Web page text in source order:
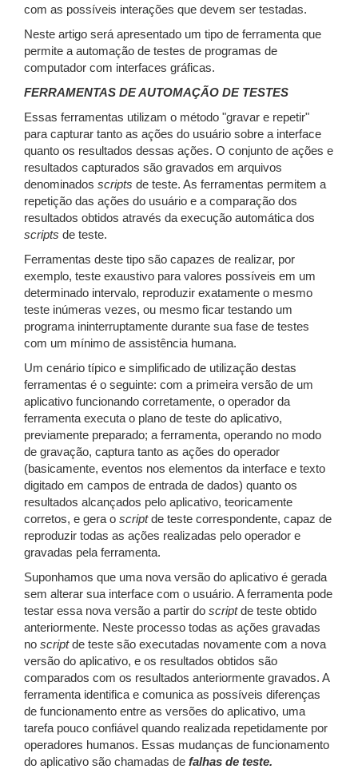
com as possíveis interações que devem ser testadas.
Neste artigo será apresentado um tipo de ferramenta que
permite a automação de testes de programas de
computador com interfaces gráficas.
FERRAMENTAS DE AUTOMAÇÃO DE TESTES
Essas ferramentas utilizam o método "gravar e repetir"
para capturar tanto as ações do usuário sobre a interface
quanto os resultados dessas ações. O conjunto de ações e
resultados capturados são gravados em arquivos
denominados scripts de teste. As ferramentas permitem a
repetição das ações do usuário e a comparação dos
resultados obtidos através da execução automática dos
scripts de teste.
Ferramentas deste tipo são capazes de realizar, por
exemplo, teste exaustivo para valores possíveis em um
determinado intervalo, reproduzir exatamente o mesmo
teste inúmeras vezes, ou mesmo ficar testando um
programa ininterruptamente durante sua fase de testes
com um mínimo de assistência humana.
Um cenário típico e simplificado de utilização destas
ferramentas é o seguinte: com a primeira versão de um
aplicativo funcionando corretamente, o operador da
ferramenta executa o plano de teste do aplicativo,
previamente preparado; a ferramenta, operando no modo
de gravação, captura tanto as ações do operador
(basicamente, eventos nos elementos da interface e texto
digitado em campos de entrada de dados) quanto os
resultados alcançados pelo aplicativo, teoricamente
corretos, e gera o scriptde teste correspondente, capaz de
reproduzir todas as ações realizadas pelo operador e
gravadas pela ferramenta.
Suponhamos que uma nova versão do aplicativo é gerada
sem alterar sua interface com o usuário. A ferramenta pode
testar essa nova versão a partir do scriptde teste obtido
anteriormente. Neste processo todas as ações gravadas
no scriptde teste são executadas novamente com a nova
versão do aplicativo, e os resultados obtidos são
comparados com os resultados anteriormente gravados. A
ferramenta identifica e comunica as possíveis diferenças
de funcionamento entre as versões do aplicativo, uma
tarefa pouco confiável quando realizada repetidamente por
operadores humanos. Essas mudanças de funcionamento
do aplicativo são chamadas de falhas de teste.